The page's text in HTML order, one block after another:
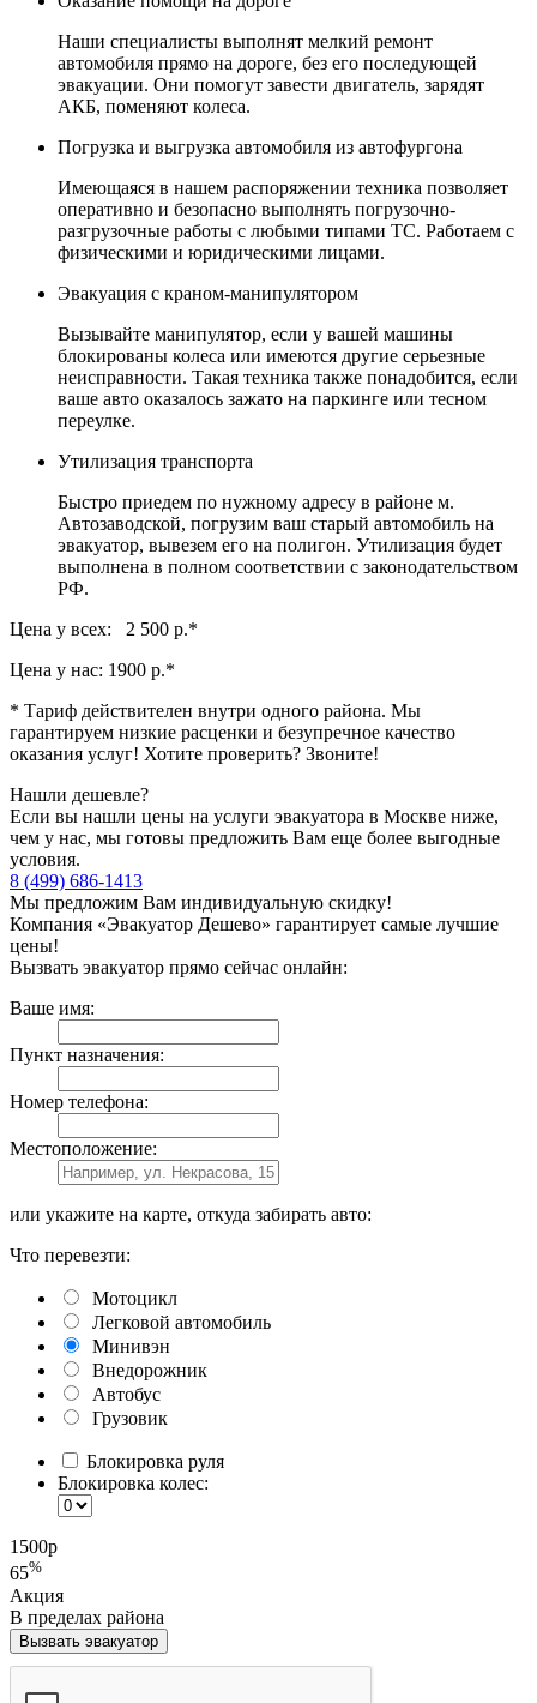
Наши специалисты выполнят мелкий ремонт
автомобиля прямо на дороге, без его последующей
эвакуации. Они помогут завести двигатель, зарядят
АКБ, поменяют колеса.
Погрузка и выгрузка автомобиля из автофургона
Имеющаяся в нашем распоряжении техника позволяет
оперативно и безопасно выполнять погрузочно-
разгрузочные работы с любыми типами ТС. Работаем с
физическими и юридическими лицами.
Эвакуация с краном-манипулятором
Вызывайте манипулятор, если у вашей машины
блокированы колеса или имеются другие серьезные
неисправности. Такая техника также понадобится, если
ваше авто оказалось зажато на паркинге или тесном
переулке.
Утилизация транспорта
Быстро приедем по нужному адресу в районе м.
Автозаводской, погрузим ваш старый автомобиль на
эвакуатор, вывезем его на полигон. Утилизация будет
выполнена в полном соответствии с законодательством
РФ.
Цена у всех: 2 500 р.*
Цена у нас: 1900 р.*
* Тариф действителен внутри одного района. Мы
гарантируем низкие расценки и безупречное качество
оказания услуг! Хотите проверить? Звоните!
Нашли дешевле?
Если вы нашли цены на услуги эвакуатора в Москве ниже,
чем у нас, мы готовы предложить Вам еще более выгодные
условия.
8 (499) 686-1413
Мы предложим Вам индивидуальную скидку!
Компания «Эвакуатор Дешево» гарантирует самые лучшие
цены!
Вызвать эвакуатор прямо сейчас онлайн:
Ваше имя:
Пункт назначения:
Номер телефона:
Местоположение:
или укажите на карте, откуда забирать авто:
Что перевезти:
Мотоцикл
Легковой автомобиль
Минивэн
Внедорожник
Автобус
Грузовик
Блокировка руля
Блокировка колес:
1500р
65%
Акция
В пределах района
Вызвать эвакуатор